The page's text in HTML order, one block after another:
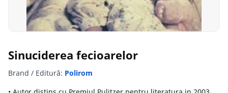
Sinuciderea fecioarelor
Brand / Editură: Polirom